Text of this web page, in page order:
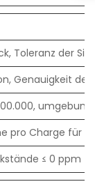
Toleranz der
Genauigkeit
pro Charge für
≤ 0 ppm